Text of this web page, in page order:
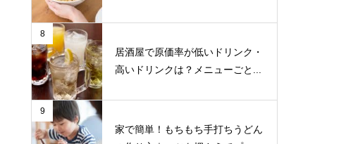
8
居酒屋で原価率が低いドリンク・
高いドリンクは？メニューごと...
9
家で簡単！もちもち手打ちうどん